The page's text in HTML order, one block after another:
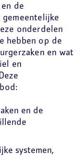
de
onderdelen
hebben op de
en wat
en
en de
systemen,